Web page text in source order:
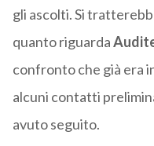
gli ascolti. Si
quanto riguarda
confronto che già era
alcuni contatti
avuto seguito.